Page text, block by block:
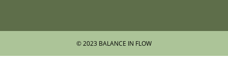
© 2023 BALANCE IN FLOW